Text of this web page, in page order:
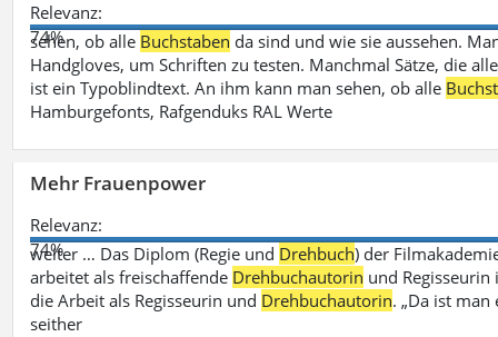
Relevanz:
74%
sehen, ob alle Buchstaben da sind und wie sie aussehen.
Handgloves, um Schriften zu testen. Manchmal Sätze, die
ist ein Typoblindtext. An ihm kann man sehen, ob alle
Hamburgefonts, Rafgenduks RAL Werte
Mehr Frauenpower
Relevanz:
74%
weiter … Das Diplom (Regie und Drehbuch) der
arbeitet als freischaffende Drehbuchautorin und
die Arbeit als Regisseurin und Drehbuchautorin. „Da ist
seither